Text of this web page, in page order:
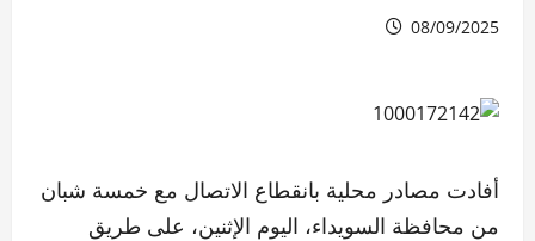
08/09/2025
أفادت مصادر محلية بانقطاع الاتصال مع خمسة شبان
من محافظة السويداء، اليوم الإثنين، على طريق